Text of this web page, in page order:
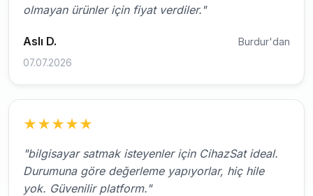
olmayan ürünler için fiyat verdiler."
Aslı D. Burdur'dan
07.07.2026
★★★★★
"bilgisayar satmak isteyenler için CihazSat ideal.
Durumuna göre değerleme yapıyorlar, hiç hile
yok. Güvenilir platform."